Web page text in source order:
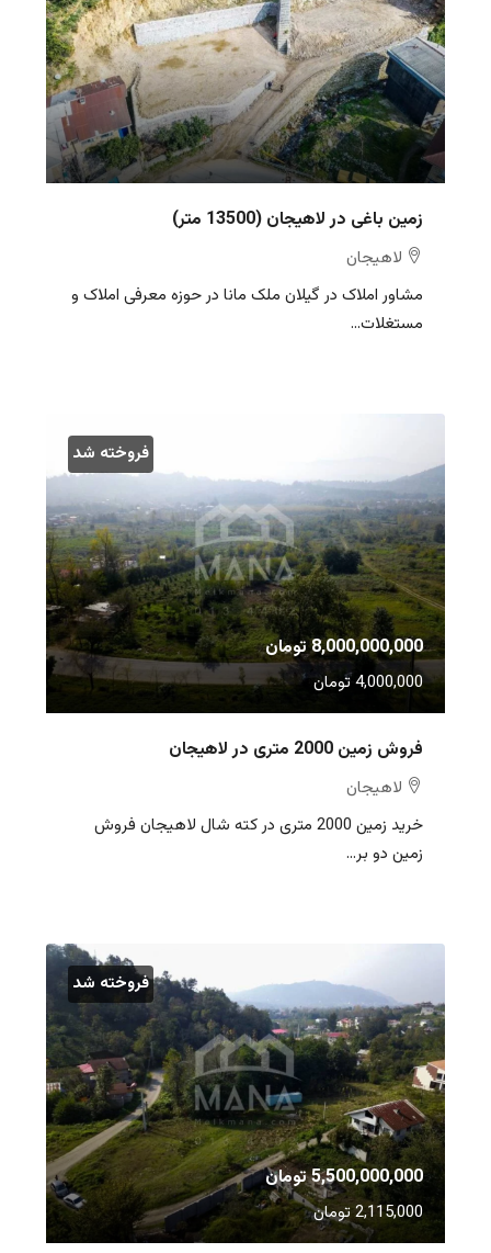
زمین باغی در لاهیجان (13500 متر)
لاهیجان
مشاور املاک در گیلان ملک مانا در حوزه معرفی املاک و
مستغلات...
فروخته شد
8,000,000,000 تومان
4,000,000 تومان
فروش زمین 2000 متری در لاهیجان
لاهیجان
خرید زمین 2000 متری در کته شال لاهیجان فروش
زمین دو بر...
فروخته شد
5,500,000,000 تومان
2,115,000 تومان